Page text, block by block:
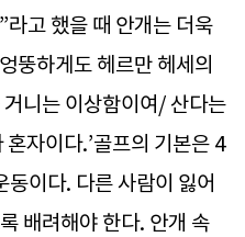
고 했을 때 안개는 더욱
뚱하게도 헤르만 헤세의
니는 이상함이여/ 산다는
자이다.’골프의 기본은 4
이다. 다른 사람이 잃어
배려해야 한다. 안개 속